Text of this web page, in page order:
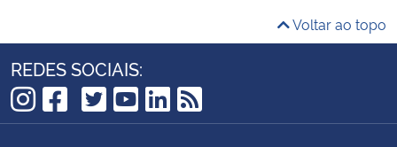
Voltar ao topo
REDES SOCIAIS:
Instagram
Facebook
TikTok
Twitter
YouTube
LinkedIn
RSS